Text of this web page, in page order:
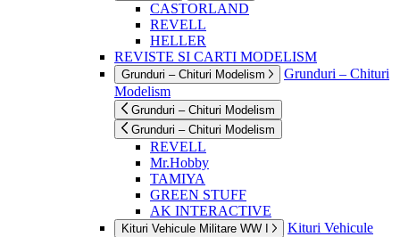
CASTORLAND
REVELL
HELLER
REVISTE SI CARTI MODELISM
Grunduri – Chituri Modelism
Grunduri – Chituri
Modelism
Grunduri – Chituri Modelism
Grunduri – Chituri Modelism
REVELL
Mr.Hobby
TAMIYA
GREEN STUFF
AK INTERACTIVE
Kituri Vehicule Militare WW I
Kituri Vehicule